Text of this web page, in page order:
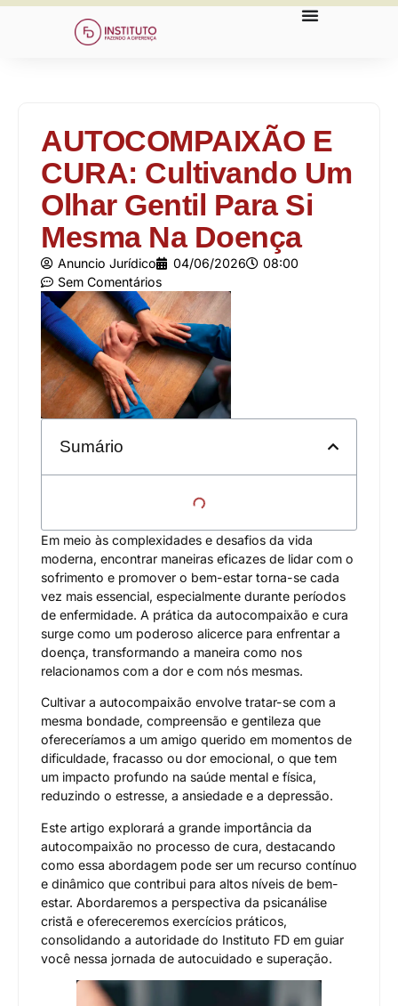
AUTOCOMPAIXÃO E
CURA: Cultivando Um
Olhar Gentil Para Si
Mesma Na Doença
Anuncio Jurídico 04/06/2026
08:00
Sem Comentários
Sumário
Em meio às complexidades e desafios da vida
moderna, encontrar maneiras eficazes de lidar com o
sofrimento e promover o bem-estar torna-se cada
vez mais essencial, especialmente durante períodos
de enfermidade. A prática da autocompaixão e cura
surge como um poderoso alicerce para enfrentar a
doença, transformando a maneira como nos
relacionamos com a dor e com nós mesmas.
Cultivar a autocompaixão envolve tratar-se com a
mesma bondade, compreensão e gentileza que
ofereceríamos a um amigo querido em momentos de
dificuldade, fracasso ou dor emocional, o que tem
um impacto profundo na saúde mental e física,
reduzindo o estresse, a ansiedade e a depressão.
Este artigo explorará a grande importância da
autocompaixão no processo de cura, destacando
como essa abordagem pode ser um recurso contínuo
e dinâmico que contribui para altos níveis de bem-
estar. Abordaremos a perspectiva da psicanálise
cristã e ofereceremos exercícios práticos,
consolidando a autoridade do Instituto FD em guiar
você nessa jornada de autocuidado e superação.